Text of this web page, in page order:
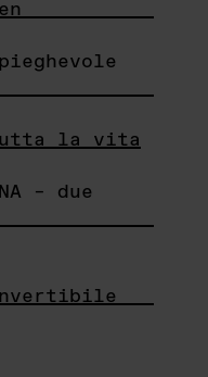
la vita
– due